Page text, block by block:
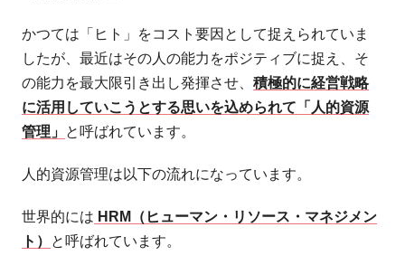
かつては「ヒト」をコスト要因として捉えられていま
したが、最近はその人の能力をポジティブに捉え、そ
の能力を最大限引き出し発揮させ、積極的に経営戦略
に活用していこうとする思いを込められて「人的資源
管理」 と呼ばれています。
人的資源管理は以下の流れになっています。
世界的には HRM（ヒューマン・リソース・マネジメン
ト） と呼ばれています。